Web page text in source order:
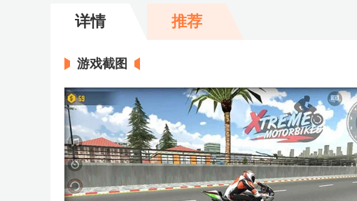
详情 推荐
游戏截图